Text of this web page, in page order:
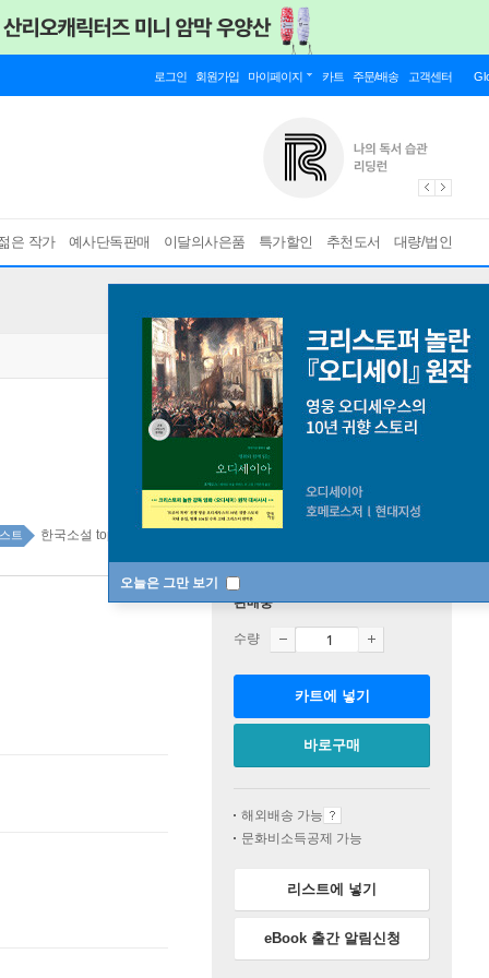
로그인 회원가입 마이페이지 카트 주문/배송 고객센터
은 작가 예사단독판매 이달의사은품 특가할인 추천도서 대량/법인
오늘은 그만 보기
트 한국소설 top100 6주
판매중
수량
카트에 넣기
바로구매
해외배송 가능
문화비소득공제 가능
리스트에 넣기
eBook 출간 알림신청